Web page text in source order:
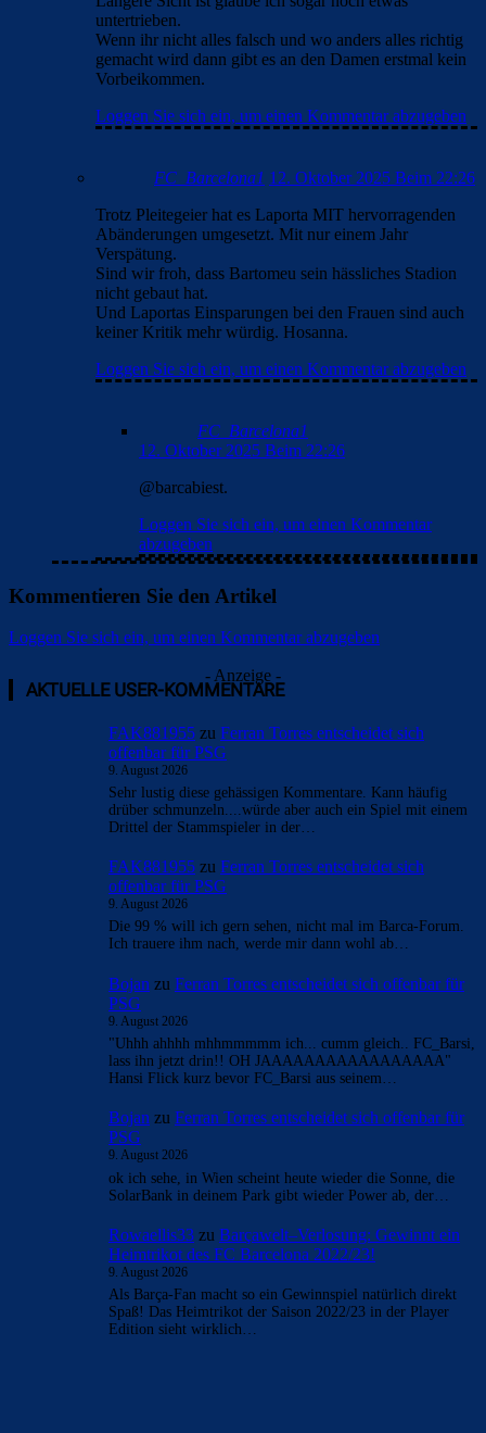
Loggen Sie sich ein, um einen Kommentar abzugeben
DerWeisseRiese
Längere Sicht ist glaube ich sogar noch etwas
untertrieben.
gemacht wird dann gibt es an den Damen erstmal kein
Vorbeikommen.
Loggen Sie sich ein, um einen Kommentar abzugeben
FC_Barcelona1
Trotz Pleitegeier hat es Laporta MIT hervorragenden
Abänderungen umgesetzt. Mit nur einem Jahr
Verspätung.
Sind wir froh, dass Bartomeu sein hässliches Stadion
Und Laportas Einsparungen bei den Frauen sind auch
keiner Kritik mehr würdig. Hosanna.
Loggen Sie sich ein, um einen Kommentar abzugeben
FC_Barcelona1
12. Oktober 2025 Beim 22:26
@barcabiest.
Loggen Sie sich ein, um einen Kommentar
Kommentieren Sie den Artikel
Loggen Sie sich ein, um einen Kommentar abzugeben
- Anzeige -
AKTUELLE USER-KOMMENTARE
Ferran Torres entscheidet sich
offenbar für PSG
9. August 2026
Sehr lustig diese gehässigen Kommentare. Kann häufig
drüber schmunzeln....würde aber auch ein Spiel mit einem
Drittel der Stammspieler in der…
FAK881955
Ferran Torres entscheidet sich
offenbar für PSG
9. August 2026
Die 99 % will ich gern sehen, nicht mal im Barca-Forum.
Ich trauere ihm nach, werde mir dann wohl ab…
PSG
9. August 2026
"Uhhh ahhhh mhhmmmmm ich... cumm gleich.. FC_Barsi,
lass ihn jetzt drin!! OH JAAAAAAAAAAAAAAAAA"
Hansi Flick kurz bevor FC_Barsi aus seinem…
Bojan zu Ferran Torres entscheidet sich offenbar für
PSG
9. August 2026
ok ich sehe, in Wien scheint heute wieder die Sonne, die
SolarBank in deinem Park gibt wieder Power ab, der…